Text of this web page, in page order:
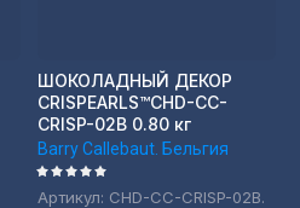
ШОКОЛАДНЫЙ ДЕКОР
CRISPEARLS™CHD-CC-
CRISP-02B 0.80 кг
Barry Callebaut. Бельгия
Артикул: CHD-CC-CRISP-02B.